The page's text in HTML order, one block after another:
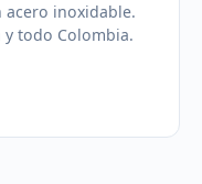
acero inoxidable.
y todo Colombia.